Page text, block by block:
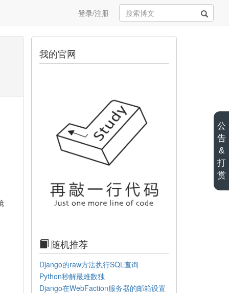
登录/注册
我的官网
随机推荐
Django的raw方法执行SQL查询
Python秒解最难数独
Django在WebFaction服务器的邮箱设置
公
告
&
打
赏